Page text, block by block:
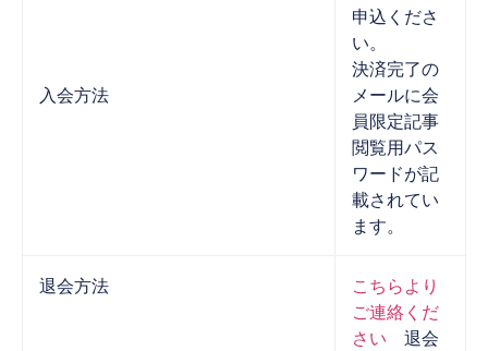
入会方法
申込くださ
い。
決済完了の
メールに会
員限定記事
閲覧用パス
ワードが記
載されてい
ます。
退会方法
こちらより
ご連絡くだ
さい 退会